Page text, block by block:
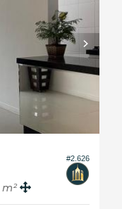
#2.626
m²